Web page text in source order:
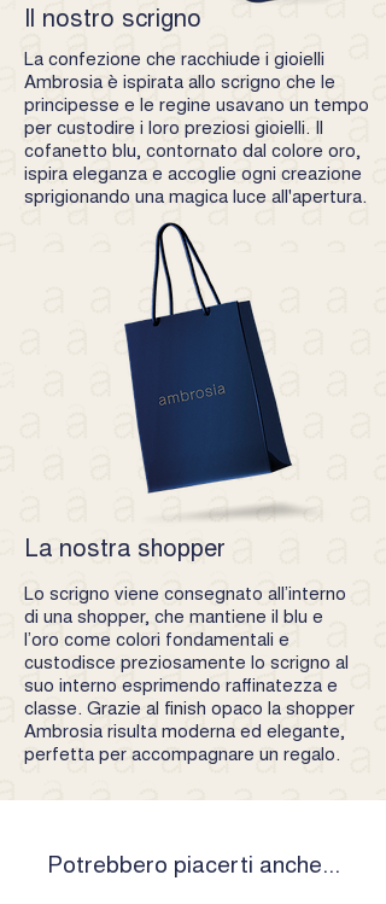
Il nostro scrigno
La confezione che racchiude i gioielli
Ambrosia è ispirata allo scrigno che le
principesse e le regine usavano un tempo
per custodire i loro preziosi gioielli. Il
cofanetto blu, contornato dal colore oro,
ispira eleganza e accoglie ogni creazione
sprigionando una magica luce all'apertura.
La nostra shopper
Lo scrigno viene consegnato all’interno
di una shopper, che mantiene il blu e
l’oro come colori fondamentali e
custodisce preziosamente lo scrigno al
suo interno esprimendo raffinatezza e
classe. Grazie al finish opaco la shopper
Ambrosia risulta moderna ed elegante,
perfetta per accompagnare un regalo.
Potrebbero piacerti anche...